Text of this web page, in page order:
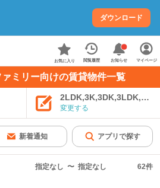
ダウンロード
お気に入り 閲覧履歴 お知らせ マイページ
ァミリー向けの賃貸物件一覧
変更する
新着通知 アプリで探す
指定なし 〜 指定なし 62件